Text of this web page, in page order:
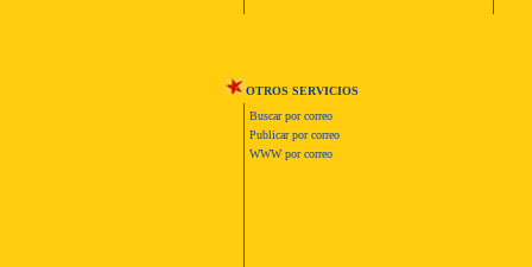
OTROS SERVICIOS
Buscar por correo
Publicar por correo
WWW por correo